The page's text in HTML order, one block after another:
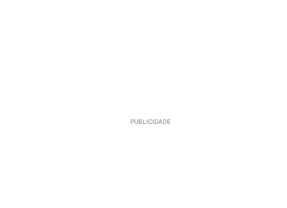
PUBLICIDADE